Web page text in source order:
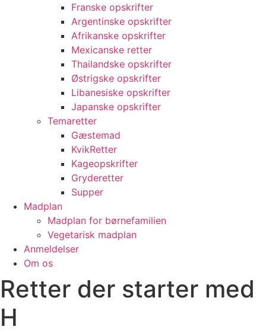
Franske opskrifter
Argentinske opskrifter
Afrikanske opskrifter
Mexicanske retter
Thailandske opskrifter
Østrigske opskrifter
Libanesiske opskrifter
Japanske opskrifter
Temaretter
Gæstemad
KvikRetter
Kageopskrifter
Gryderetter
Supper
Madplan
Madplan for børnefamilien
Vegetarisk madplan
Anmeldelser
Om os
Retter der starter med
H